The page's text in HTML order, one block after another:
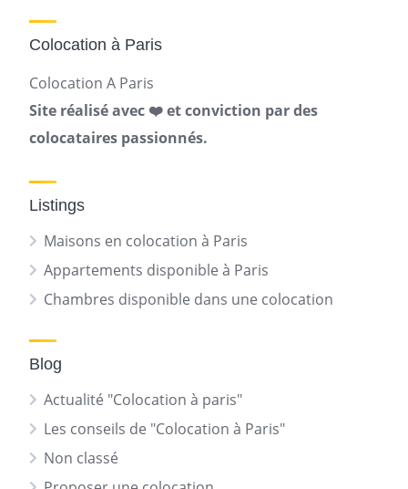
Colocation à Paris
Colocation A Paris
Site réalisé avec ❤️ et conviction par des
colocataires passionnés.
Listings
Maisons en colocation à Paris
Appartements disponible à Paris
Chambres disponible dans une colocation
Blog
Actualité "Colocation à paris"
Les conseils de "Colocation à Paris"
Non classé